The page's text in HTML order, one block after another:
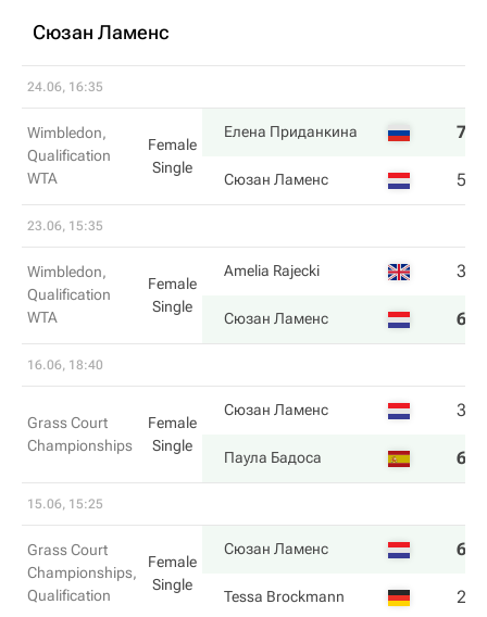
Сюзан Ламенс
24.06, 16:35
Wimbledon,
Qualification
WTA
Female
Single
Елена Приданкина 7
Сюзан Ламенс 5
23.06, 15:35
Wimbledon,
Qualification
WTA
Female
Single
Amelia Rajecki 3
Сюзан Ламенс 6
16.06, 18:40
Grass Court
Championships
Female
Single
Сюзан Ламенс 3
Паула Бадоса 6
15.06, 15:25
Grass Court
Championships,
Qualification
Female
Single
Сюзан Ламенс 6
Tessa Brockmann 2